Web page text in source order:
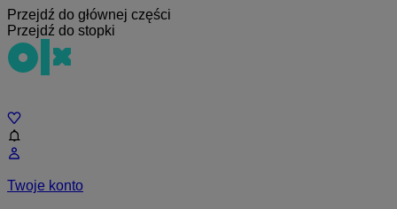
Przejdź do głównej części
Przejdź do stopki
Twoje konto